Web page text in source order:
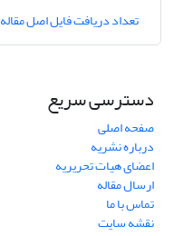
تعداد دریافت فایل اصل مقاله
دسترسی سریع
صفحه اصلی
درباره نشریه
اعضای هیات تحریریه
ارسال مقاله
تماس با ما
نقشه سایت